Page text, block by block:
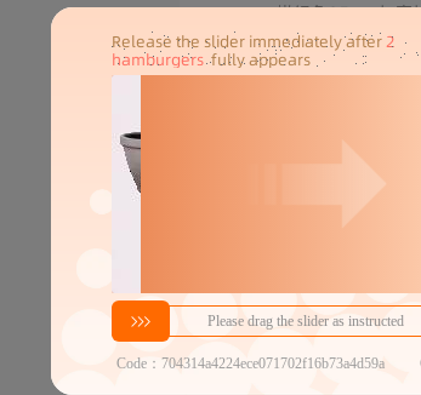
嫩绿色25mm加密
官方仓退货
代发品质达标率